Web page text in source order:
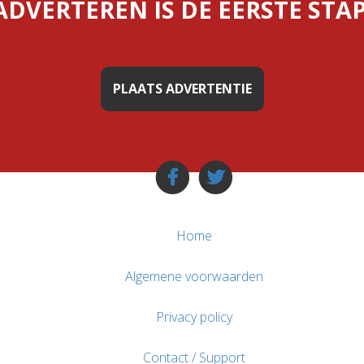
IS DE EERSTE
PLAATS ADVERTENTIE
Home
Algemene voorwaarden
Privacy policy
Contact / Support